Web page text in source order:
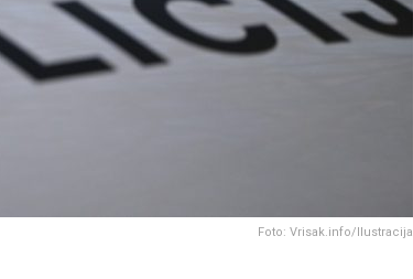
Foto: Vrisak.info/Ilustracija